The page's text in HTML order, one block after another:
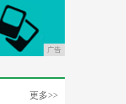
广告
更多>>